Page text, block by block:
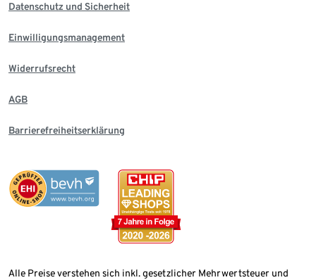
Datenschutz und Sicherheit
Einwilligungsmanagement
Widerrufsrecht
AGB
Barrierefreiheitserklärung
Alle Preise verstehen sich inkl. gesetzlicher Mehrwertsteuer und